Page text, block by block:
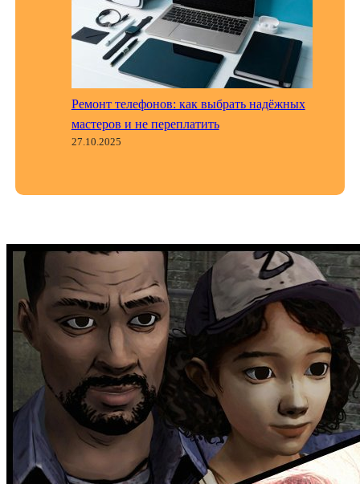
Ремонт телефонов: как выбрать надёжных
мастеров и не переплатить
27.10.2025